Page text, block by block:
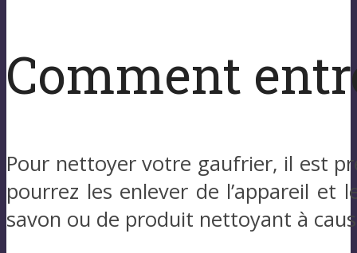
Comment
Pour nettoyer votre gaufrier, il est
pourrez les enlever de l’appareil et
savon ou de produit nettoyant à